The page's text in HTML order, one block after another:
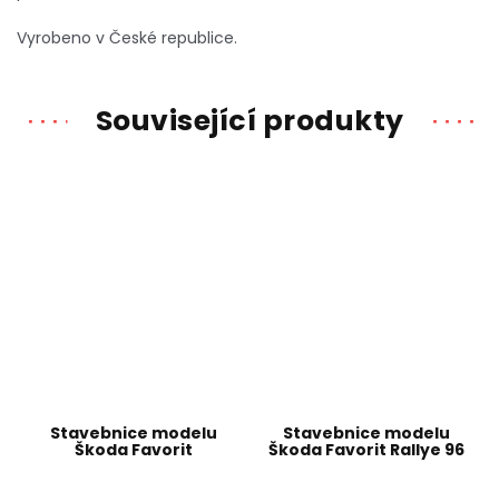
Vyrobeno v České republice.
Související produkty
Stavebnice modelu
Škoda Favorit
Stavebnice modelu
Škoda Favorit Rallye 96